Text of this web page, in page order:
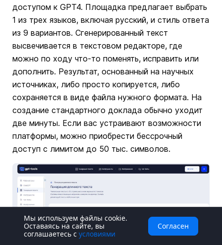
доступом к GPT4. Площадка предлагает выбрать
1 из трех языков, включая русский, и стиль ответа
из 9 вариантов. Сгенерированный текст
высвечивается в текстовом редакторе, где
можно по ходу что-то поменять, исправить или
дополнить. Результат, основанный на научных
источниках, либо просто копируется, либо
сохраняется в виде файла нужного формата. На
создание стандартного доклада обычно уходит
две минуты. Если вас устраивают возможности
платформы, можно приобрести бессрочный
доступ с лимитом до 50 тыс. символов.
Мы используем файлы cookie.
Оставаясь на сайте, вы
соглашаетесь с условиями
Согласен